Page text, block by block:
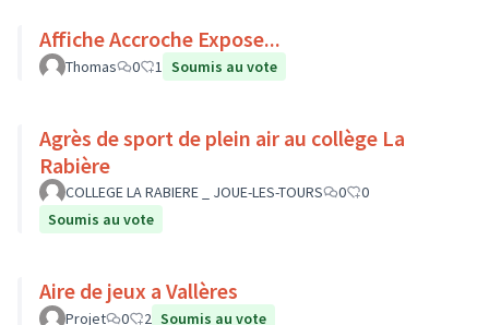
Affiche Accroche Expose...
Thomas 0 1 Soumis au vote
Agrès de sport de plein air au collège La
Rabière
COLLEGE LA RABIERE _ JOUE-LES-TOURS 0
0
Soumis au vote
Aire de jeux a Vallères
Projet 0 2 Soumis au vote